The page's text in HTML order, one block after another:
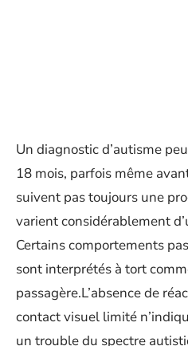
Un diagnostic d’autisme
18 mois, parfois même
suivent pas toujours une
varient considérablement
Certains comportements
sont interprétés à tort
passagère.L’absence de
contact visuel limité
un trouble du spectre